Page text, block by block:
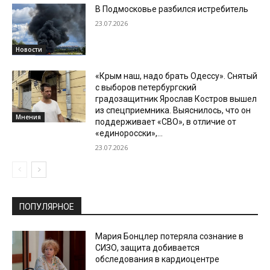
Новости
В Подмосковье разбился истребитель
23.07.2026
Мнения
«Крым наш, надо брать Одессу». Снятый
с выборов петербургский
градозащитник Ярослав Костров вышел
из спецприемника. Выяснилось, что он
поддерживает «СВО», в отличие от
«единоросски»,...
23.07.2026
ПОПУЛЯРНОЕ
Мария Бонцлер потеряла сознание в
СИЗО, защита добивается
обследования в кардиоцентре